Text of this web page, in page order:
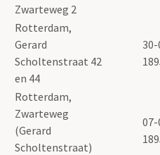
Zwarteweg 2
Rotterdam,
Gerard
Scholtenstraat 42
en 44
Rotterdam,
Zwarteweg
(Gerard
Scholtenstraat)